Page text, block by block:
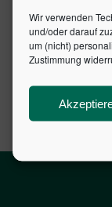
Wir verwenden
und/oder darauf
um (nicht)
Zustimmung